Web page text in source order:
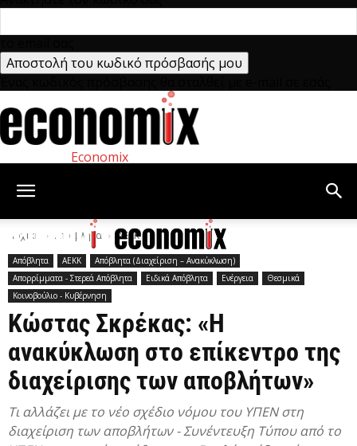
Economix
Αρχική Απόβλητα ΑΕΚΚ
Απόβλητα ΑΕΚΚ
Απόβλητα (Διαχείριση – Ανακύκλωση)
Απορρίμματα - Στερεά Απόβλητα
Ειδικά Απόβλητα Ενέργεια
Θεσμικά
Κοινοβούλιο - Κυβέρνηση
Κώστας Σκρέκας: «Η
ανακύκλωση στο επίκεντρο της
διαχείρισης των αποβλήτων»
Τι αλλάζει με το νέο σχέδιο νόμου του ΥΠΕΝ στη
διαχείριση των αποβλήτων - Συνέντευξη Τύπου από το